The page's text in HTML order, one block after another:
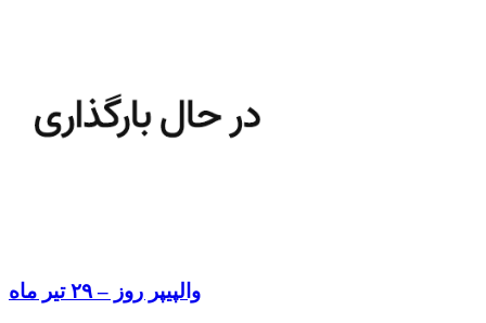
والپیپر روز – ۲۹ تیر ماه